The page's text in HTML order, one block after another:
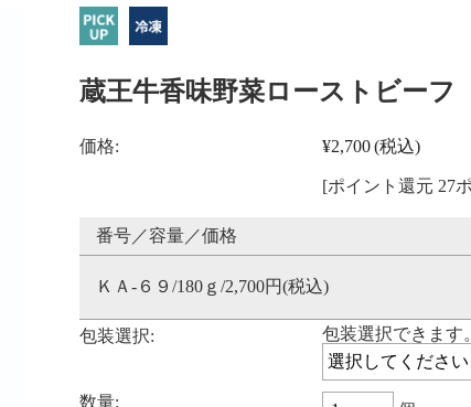
蔵王牛香味野菜ローストビーフ
価格: ¥2,700(税込)
[ポイント還元 27
番号／容量／価格
ＫＡ-６９/180ｇ/2,700円(税込)
包装選択: 包装選択できます
数量: